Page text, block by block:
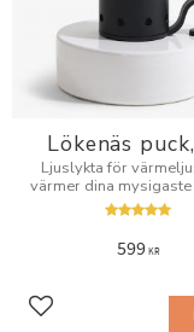
Lökenäs
Ljuslykta för
värmer dina
599KR
Lägg till i favoriter